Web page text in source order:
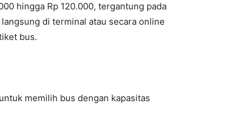
hingga Rp 120.000, tergantung pada
di terminal atau secara online
bus.
memilih bus dengan kapasitas